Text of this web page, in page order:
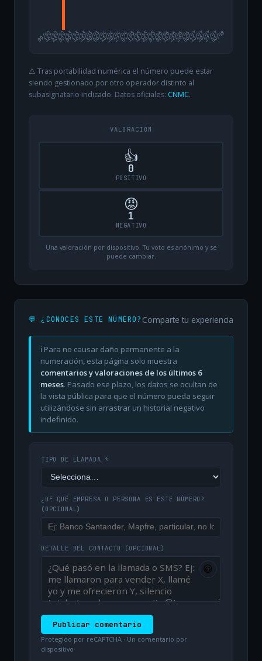
09/02
16/0223/0202/0309/0316/0323/0330/0306/0413/0420/0427/0404/0511/0518/0525/0501/0608/0615/0622/0629/0606/0713/0720/0727/07
03/08
⚠️ Tras portabilidad numérica el número puede estar
siendo gestionado por otro operador distinto al
subasignatario indicado. Datos oficiales: CNMC.
VALORACIÓN
👍
0
POSITIVO
😡
1
NEGATIVO
Una valoración por dispositivo. Tu voto es anónimo y se
puede cambiar.
💬 ¿CONOCES ESTE NÚMERO? Comparte tu experiencia
ℹ️ Para no causar daño permanente a la
numeración, esta página solo muestra
comentarios y valoraciones de los últimos 6
meses. Pasado ese plazo, los datos se ocultan de
la vista pública para que el número pueda seguir
utilizándose sin arrastrar un historial negativo
indefinido.
TIPO DE LLAMADA *
¿DE QUÉ EMPRESA O PERSONA ES ESTE NÚMERO?
(OPCIONAL)
DETALLE DEL CONTACTO (OPCIONAL)
😀
Publicar comentario
Protegido por reCAPTCHA · Un comentario por
dispositivo